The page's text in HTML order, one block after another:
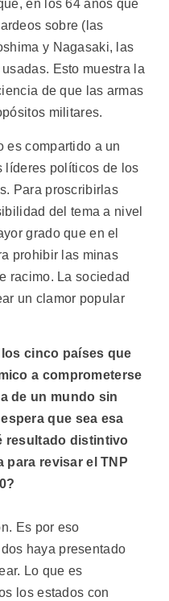
en los 64 años que
sobre (las
y Nagasaki, las
Esto muestra la
de que las armas
militares.
es compartido a un
líderes políticos de los
Para proscribirlas
del tema a nivel
grado que en el
prohibir las minas
racimo. La sociedad
un clamor popular
los cinco países que
a comprometerse
de un mundo sin
que sea esa
resultado distintivo
para revisar el TNP
Es por eso
haya presentado
Lo que es
los estados con